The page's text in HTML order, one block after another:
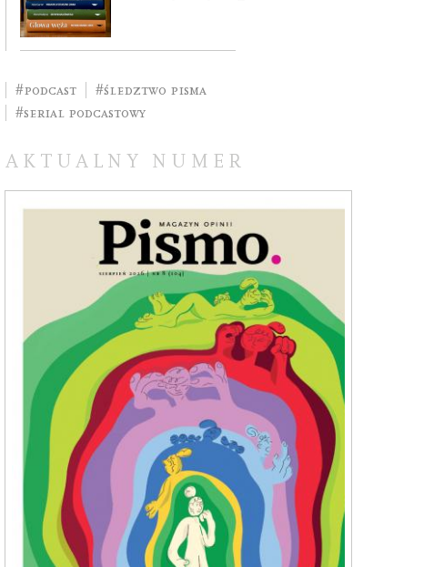
#podcast
#śledztwo pisma
#serial podcastowy
AKTUALNY NUMER